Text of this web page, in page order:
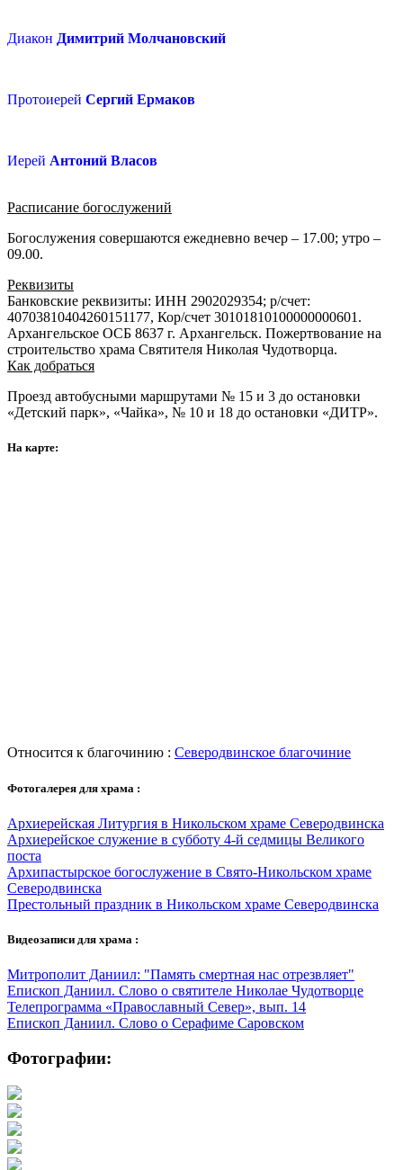
Диакон Димитрий Молчановский
Протоиерей Сергий Ермаков
Иерей Антоний Власов
Расписание богослужений
Богослужения совершаются ежедневно вечер – 17.00; утро –
09.00.
Реквизиты
Банковские реквизиты: ИНН 2902029354; р/счет:
40703810404260151177, Кор/счет 30101810100000000601.
Архангельское ОСБ 8637 г. Архангельск. Пожертвование на
строительство храма Святителя Николая Чудотворца.
Как добраться
Проезд автобусными маршрутами № 15 и 3 до остановки
«Детский парк», «Чайка», № 10 и 18 до остановки «ДИТР».
На карте:
Относится к благочинию : Северодвинское благочиние
Фотогалерея для храма :
Архиерейская Литургия в Никольском храме Северодвинска
Архиерейское служение в субботу 4-й седмицы Великого
поста
Архипастырское богослужение в Свято-Никольском храме
Северодвинска
Престольный праздник в Никольском храме Северодвинска
Видеозаписи для храма :
Митрополит Даниил: "Память смертная нас отрезвляет"
Епископ Даниил. Слово о святителе Николае Чудотворце
Телепрограмма «Православный Север», вып. 14
Епископ Даниил. Слово о Серафиме Саровском
Фотографии: